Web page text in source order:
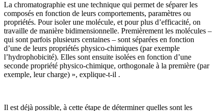
La chromatographie est une technique qui permet de séparer les
composés en fonction de leurs comportements, paramètres ou
propriétés. Pour isoler une molécule, et pour plus d’efficacité, on
travaille de manière bidimensionnelle. Premièrement les molécules –
qui sont parfois plusieurs centaines – sont séparées en fonction
d’une de leurs propriétés physico-chimiques (par exemple
l’hydrophobicité). Elles sont ensuite isolées en fonction d’une
seconde propriété physico-chimique, orthogonale à la première (par
exemple, leur charge) », explique-t-il .
Il est déjà possible, à cette étape de déterminer quelles sont les